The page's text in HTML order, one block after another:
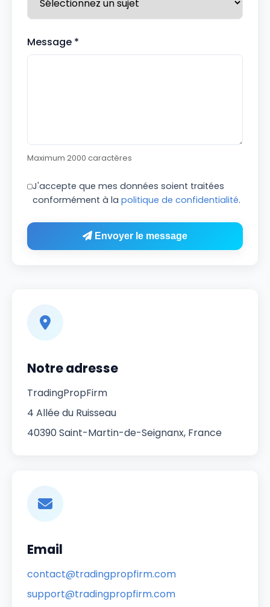
Message *
Maximum 2000 caractères
J'accepte que mes données soient traitées
conformément à lapolitique de confidentialité.
Envoyer le message
Notre adresse
TradingPropFirm
4 Allée du Ruisseau
40390 Saint-Martin-de-Seignanx, France
Email
contact@tradingpropfirm.com
support@tradingpropfirm.com